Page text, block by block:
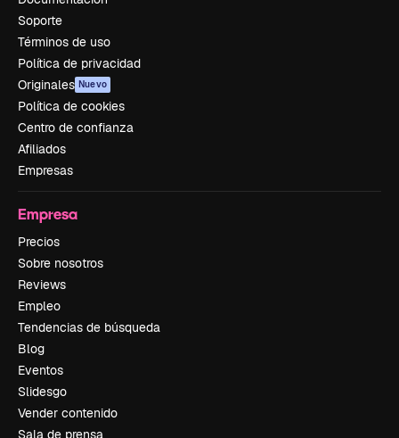
Soporte
Términos de uso
Política de privacidad
Originales Nuevo
Política de cookies
Centro de confianza
Afiliados
Empresas
Empresa
Precios
Sobre nosotros
Reviews
Empleo
Tendencias de búsqueda
Blog
Eventos
Slidesgo
Vender contenido
Sala de prensa